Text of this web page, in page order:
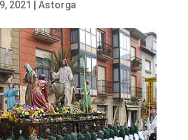
2021 Astorga